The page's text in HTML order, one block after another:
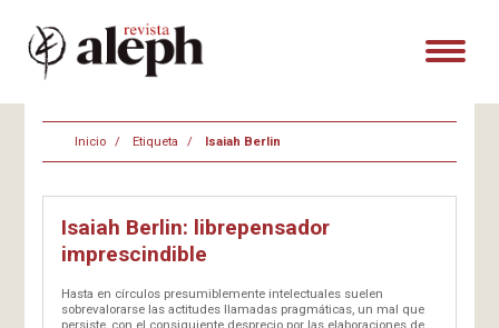
Inicio Etiqueta Isaiah Berlin
Isaiah Berlin: librepensador
imprescindible
Hasta en círculos presumiblemente intelectuales suelen
sobrevalorarse las actitudes llamadas pragmáticas, un mal que
persiste, con el consiguiente desprecio por las elaboraciones de